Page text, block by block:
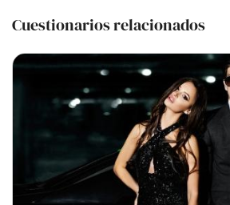
Cuestionarios relacionados